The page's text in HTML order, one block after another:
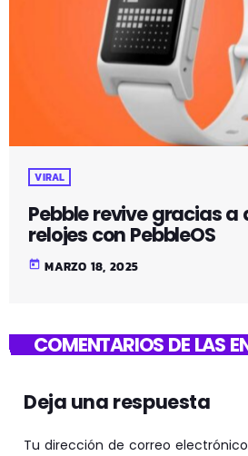
VIRAL
Pebble revive gracias a
relojes con PebbleOS
today MARZO 18, 2025
COMENTARIOS DE LAS
Deja una respuesta
Tu dirección de correo